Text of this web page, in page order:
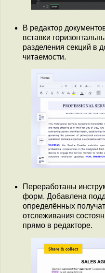
В редактор
вставки
разделения секций в
читаемости.
Переработаны
форм. Добавлена
определённых
отслеживания
прямо в редакторе.